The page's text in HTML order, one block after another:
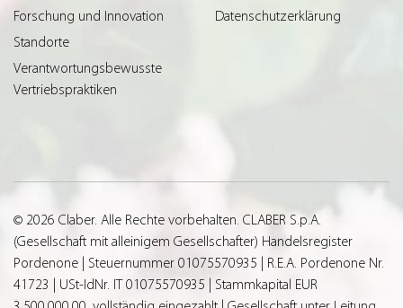
Forschung und Innovation
Standorte
Verantwortungsbewusste
Vertriebspraktiken
Datenschutzerklärung
© 2026 Claber. Alle Rechte vorbehalten. CLABER S.p.A.
(Gesellschaft mit alleinigem Gesellschafter) Handelsregister
Pordenone | Steuernummer 01075570935 | R.E.A. Pordenone Nr.
41723 | USt-IdNr. IT 01075570935 | Stammkapital EUR